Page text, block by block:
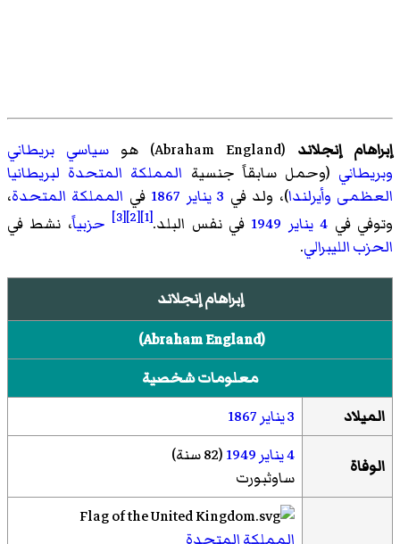
إبراهام إنجلاند (
Abraham England)‏ هو سياسي بريطاني
وبريطاني (وحمل سابقاً جنسية المملكة المتحدة لبريطانيا
العظمى وأيرلندا)، ولد في 3 يناير 1867 في المملكة المتحدة،
وتوفي في 4 يناير 1949 في نفس البلد.[1]
[2]
[3] حزبياً، نشط في
الحزب الليبرالي.
إبراهام إنجلاند
(
Abraham England
)‏
معلومات شخصية
الميلاد
3 يناير 1867
الوفاة 4 يناير 1949(82 سنة)
ساوثبورت